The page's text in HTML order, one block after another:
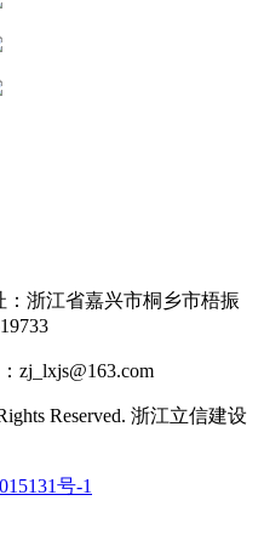
浙江省嘉兴市桐乡市梧振
zj_lxjs@163.com
Reserved. 浙江立信建设
号-1